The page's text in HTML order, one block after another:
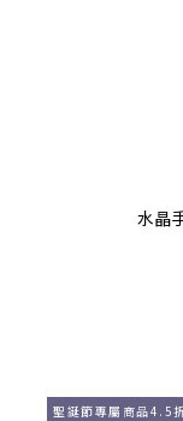
水晶
聖誕節專屬商品4.5